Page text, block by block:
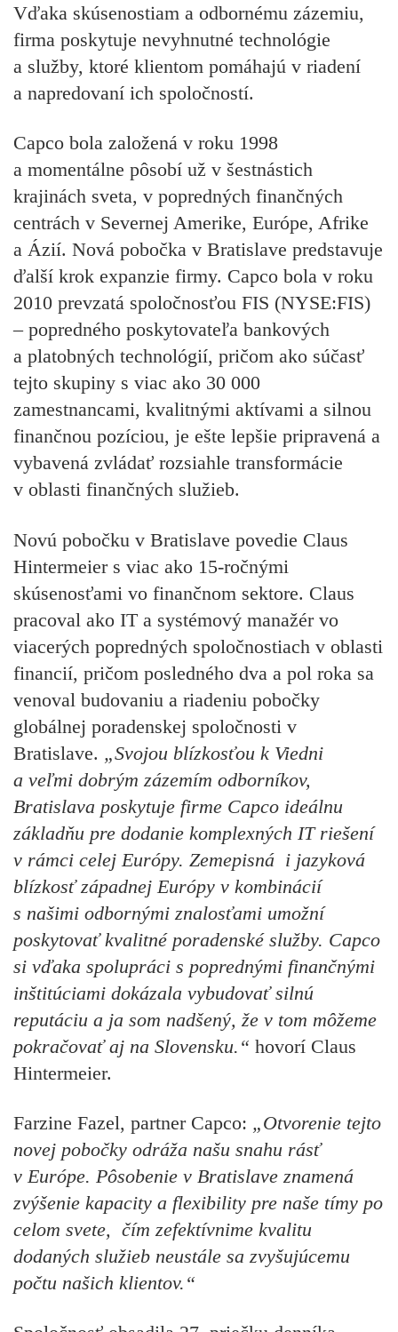
Vďaka skúsenostiam a odbornému zázemiu,
firma poskytuje nevyhnutné technológie
a služby, ktoré klientom pomáhajú v riadení
a napredovaní ich spoločností.
Capco bola založená v roku 1998
a momentálne pôsobí už v šestnástich
krajinách sveta, v popredných finančných
centrách v Severnej Amerike, Európe, Afrike
a Ázií. Nová pobočka v Bratislave predstavuje
ďalší krok expanzie firmy. Capco bola v roku
2010 prevzatá spoločnosťou FIS (NYSE:FIS)
– popredného poskytovateľa bankových
a platobných technológií, pričom ako súčasť
tejto skupiny s viac ako 30 000
zamestnancami, kvalitnými aktívami a silnou
finančnou pozíciou, je ešte lepšie pripravená a
vybavená zvládať rozsiahle transformácie
v oblasti finančných služieb.
Novú pobočku v Bratislave povedie Claus
Hintermeier s viac ako 15-ročnými
skúsenosťami vo finančnom sektore. Claus
pracoval ako IT a systémový manažér vo
viacerých popredných spoločnostiach v oblasti
financií, pričom posledného dva a pol roka sa
venoval budovaniu a riadeniu pobočky
globálnej poradenskej spoločnosti v
Bratislave. „Svojou blízkosťou k Viedni
a veľmi dobrým zázemím odborníkov,
Bratislava poskytuje firme Capco ideálnu
základňu pre dodanie komplexných IT riešení
v rámci celej Európy. Zemepisná i jazyková
blízkosť západnej Európy v kombinácií
s našimi odbornými znalosťami umožní
poskytovať kvalitné poradenské služby. Capco
si vďaka spolupráci s poprednými finančnými
inštitúciami dokázala vybudovať silnú
reputáciu a ja som nadšený, že v tom môžeme
pokračovať aj na Slovensku.“ hovorí Claus
Hintermeier.
Farzine Fazel, partner Capco: „Otvorenie tejto
novej pobočky odráža našu snahu rásť
v Európe. Pôsobenie v Bratislave znamená
zvýšenie kapacity a flexibility pre naše tímy po
celom svete, čím zefektívnime kvalitu
dodaných služieb neustále sa zvyšujúcemu
počtu našich klientov.“